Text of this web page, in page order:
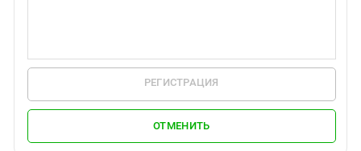
РЕГИСТРАЦИЯ
ОТМЕНИТЬ